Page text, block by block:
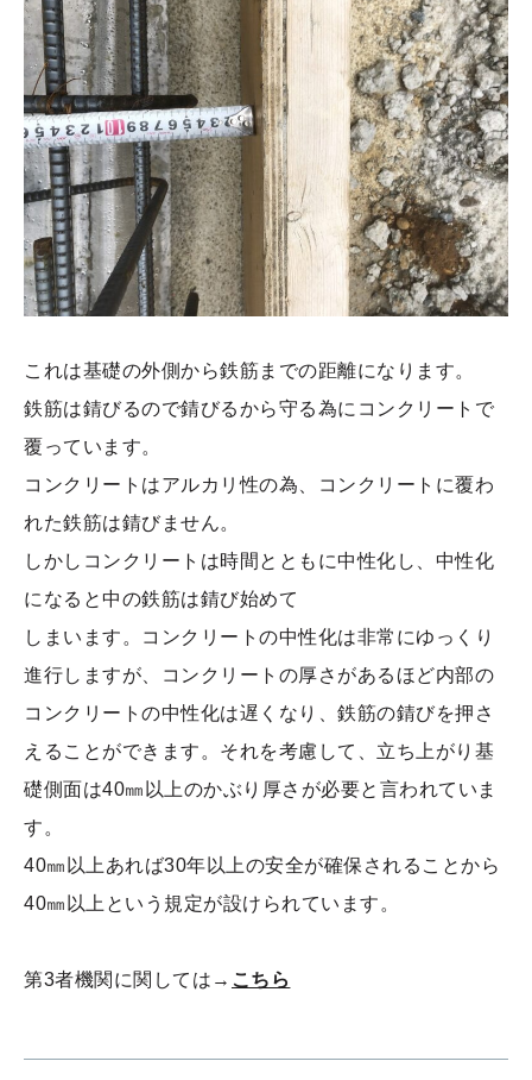
これは基礎の外側から鉄筋までの距離になります。
鉄筋は錆びるので錆びるから守る為にコンクリートで
覆っています。
コンクリートはアルカリ性の為、コンクリートに覆わ
れた鉄筋は錆びません。
しかしコンクリートは時間とともに中性化し、中性化
になると中の鉄筋は錆び始めて
しまいます。コンクリートの中性化は非常にゆっくり
進行しますが、コンクリートの厚さがあるほど内部の
コンクリートの中性化は遅くなり、鉄筋の錆びを押さ
えることができます。それを考慮して、立ち上がり基
礎側面は40㎜以上のかぶり厚さが必要と言われていま
す。
40㎜以上あれば30年以上の安全が確保されることから
40㎜以上という規定が設けられています。
第3者機関に関しては→ こちら